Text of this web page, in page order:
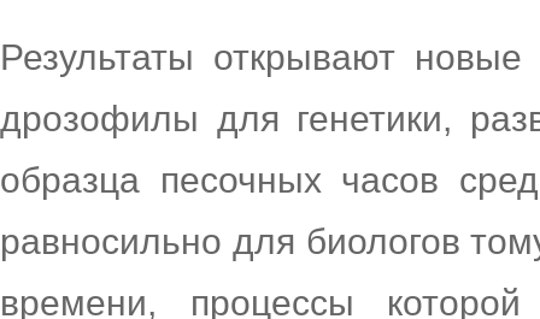
Результаты открывают
дрозофилы для генетики,
образца песочных часов
равносильно для биологов
времени, процессы